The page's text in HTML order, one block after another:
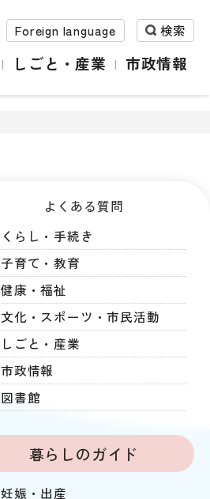
Foreign language 検索
しごと・産業 市政情報
よくある質問
くらし・手続き
子育て・教育
健康・福祉
文化・スポーツ・市民活動
しごと・産業
市政情報
図書館
暮らしのガイド
妊娠・出産